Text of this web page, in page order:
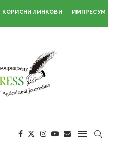
КОРИСНИ ЛИНКОВИ ИМПРЕСУМ